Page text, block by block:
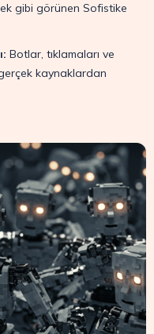
gibi görünen Sofistike
Botlar, tıklamaları ve
kaynaklardan